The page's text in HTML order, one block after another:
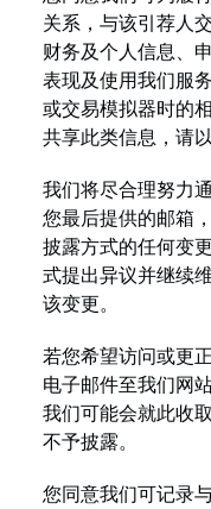
关系，与该引荐人
财务及个人信息、
表现及使用我们服
或交易模拟器时的
共享此类信息，请
我们将尽合理努力
您最后提供的邮箱
披露方式的任何变
式提出异议并继续
该变更。
若您希望访问或更
电子邮件至我们网
我们可能会就此收
不予披露。
您同意我们可记录